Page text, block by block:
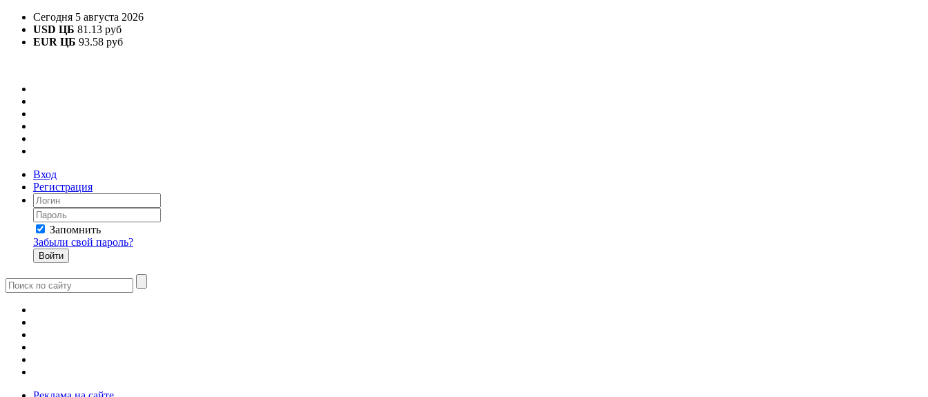
Сегодня 5 августа 2026
USD ЦБ 81.13 руб
EUR ЦБ 93.58 руб
Вход
Регистрация
Запомнить
Забыли свой пароль?